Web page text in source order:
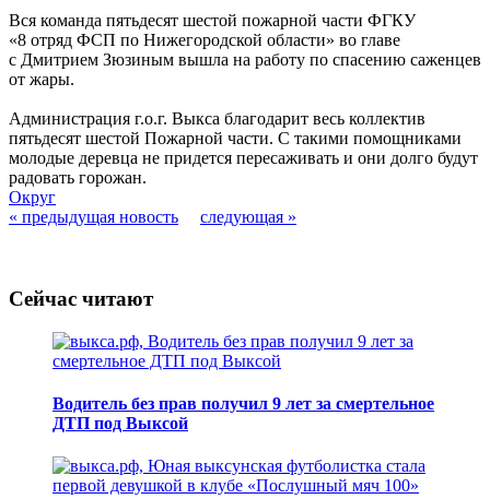
Вся команда пятьдесят шестой пожарной части ФГКУ
«8 отряд ФСП по Нижегородской области» во главе
с Дмитрием Зюзиным вышла на работу по спасению саженцев
от жары.
Администрация г.о.г. Выкса благодарит весь коллектив
пятьдесят шестой Пожарной части. С такими помощниками
молодые деревца не придется пересаживать и они долго будут
радовать горожан.
Округ
« предыдущая новость
следующая »
Сейчас читают
Водитель без прав получил 9 лет за смертельное
ДТП под Выксой